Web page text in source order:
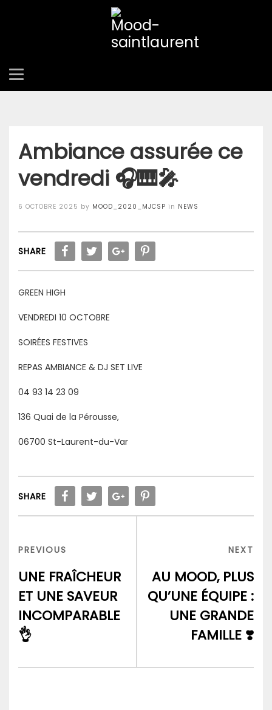
ACCUEIL
Ambiance assurée ce
vendredi 🎧🎹🎤
Posted
6 OCTOBRE 2025 by MOOD_2020_MJCSP in NEWS
SHARE
GREEN HIGH
VENDREDI 10 OCTOBRE
SOIRÉES FESTIVES
REPAS AMBIANCE & DJ SET LIVE
04 93 14 23 09
136 Quai de la Pérousse,
06700 St-Laurent-du-Var
SHARE
de
l’article
PREVIOUS
PREVIOUS
UNE FRAÎCHEUR
ET UNE SAVEUR
INCOMPARABLE
👌
NEXT
AU MOOD, PLUS
QU’UNE ÉQUIPE :
UNE GRANDE
FAMILLE ❣️